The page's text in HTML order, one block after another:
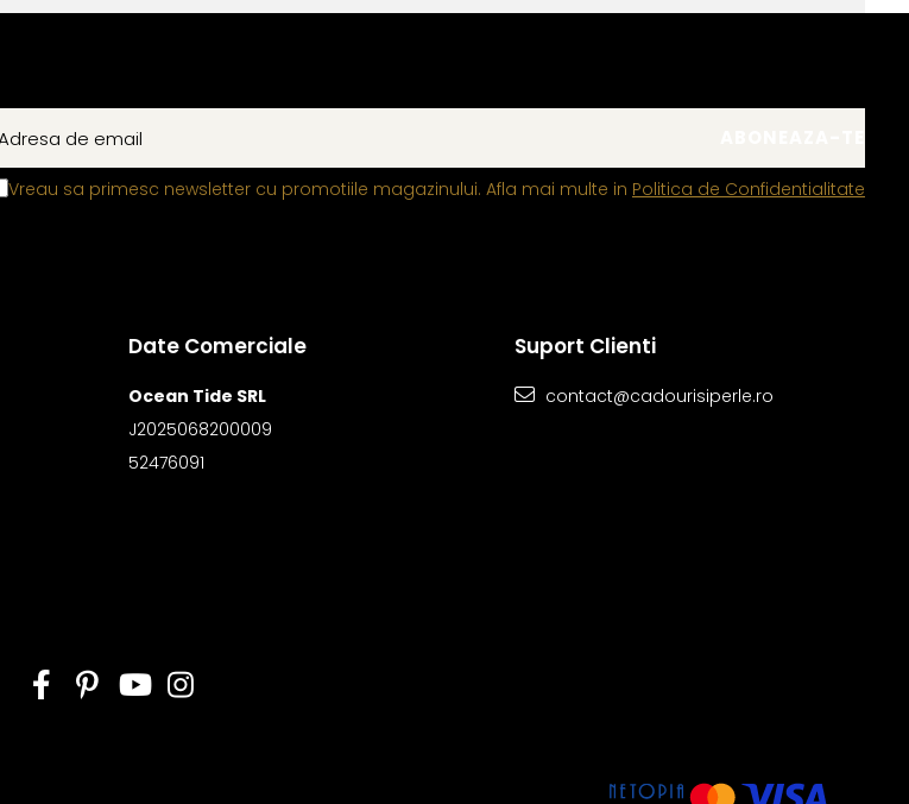
Vreau sa primesc newsletter cu promotiile magazinului. Afla mai multe in Politica de Confidentialitate
Date Comerciale
Ocean Tide SRL
J2025068200009
52476091
Suport Clienti
contact@cadourisiperle.ro